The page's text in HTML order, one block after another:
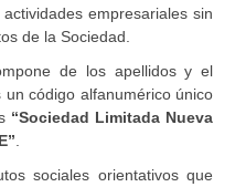
empresariales sin
de la Sociedad.
de los apellidos y el
código alfanumérico único
“Sociedad Limitada Nueva
sociales orientativos que